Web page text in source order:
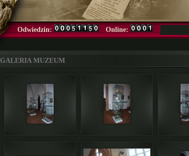
Odwiedzin: Online:
GALERIA MUZEUM